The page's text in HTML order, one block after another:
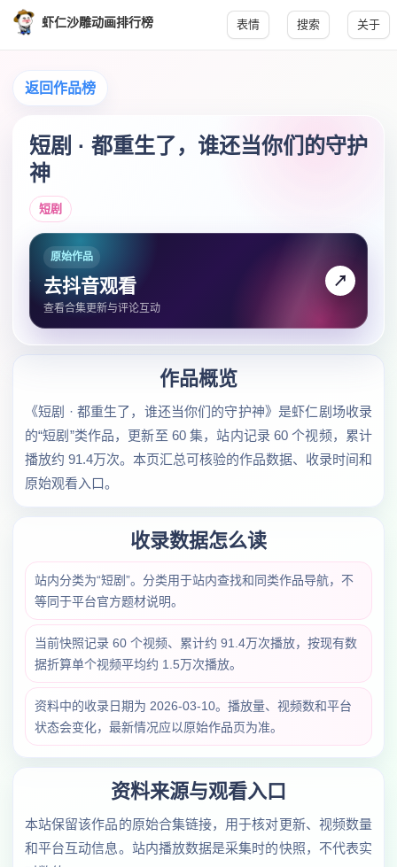
虾仁沙雕动画排行榜 表情 搜索 关于
返回作品榜
短剧 · 都重生了，谁还当你们的守护
神
短剧
原始作品
去抖音观看
查看合集更新与评论互动
↗
作品概览
《短剧 · 都重生了，谁还当你们的守护神》是虾仁剧场收录
的“短剧”类作品，更新至 60 集，站内记录 60 个视频，累计
播放约 91.4万次。本页汇总可核验的作品数据、收录时间和
原始观看入口。
收录数据怎么读
站内分类为“短剧”。分类用于站内查找和同类作品导航，不
等同于平台官方题材说明。
当前快照记录 60 个视频、累计约 91.4万次播放，按现有数
据折算单个视频平均约 1.5万次播放。
资料中的收录日期为 2026-03-10。播放量、视频数和平台
状态会变化，最新情况应以原始作品页为准。
资料来源与观看入口
本站保留该作品的原始合集链接，用于核对更新、视频数量
和平台互动信息。站内播放数据是采集时的快照，不代表实